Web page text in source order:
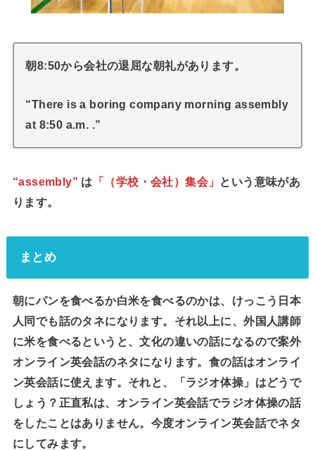
朝8:50から会社の退屈な朝礼があります。
“There is a boring company morning assembly
at 8:50 a.m. .”
“assembly” は 「（学校・会社）集会」 という意味があ
ります。
まとめ
朝にパンを食べるか白米を食べるのかは、けっこう日本
人同でも話のタネになります。それ以上に、外国人講師
に米を食べるというと、文化の違いの話になるので案外
オンライン英会話のネタになります。食の話はオンライ
ン英会話に使えます。それと、「ラジオ体操」はどうで
しょう？正直私は、オンライン英会話でラジオ体操の話
をしたことはありません。今度オンライン英会話でネタ
にしてみます。